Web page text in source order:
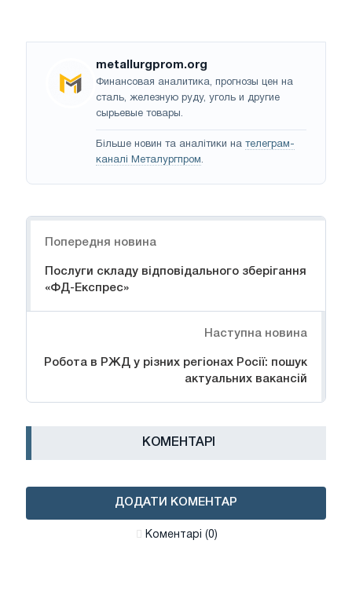
metallurgprom.org
Финансовая аналитика, прогнозы цен на
сталь, железную руду, уголь и другие
сырьевые товары.
Більше новин та аналітики на телеграм-
каналі Металургпром.
Попередня новина
Послуги складу відповідального зберігання
«ФД-Експрес»
Наступна новина
Робота в РЖД у різних регіонах Росії: пошук
актуальних вакансій
КОМЕНТАРІ
ДОДАТИ КОМЕНТАР
Коментарі (0)